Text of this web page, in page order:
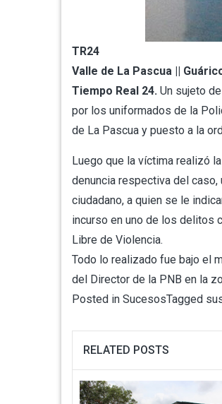
TR24
Valle de La Pascua ||
Tiempo Real 24. Un sujeto
por los uniformados de la
de La Pascua y puesto a la
Luego que la víctima realizó la
denuncia respectiva del
ciudadano, a quien se le
incurso en uno de los delitos
Libre de Violencia.
Todo lo realizado fue bajo el
del Director de la PNB en la
Posted in SucesosTagged
RELATED POSTS